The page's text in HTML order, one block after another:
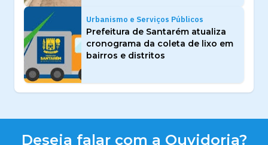
Urbanismo e Serviços Públicos
Prefeitura de Santarém atualiza
cronograma da coleta de lixo em
bairros e distritos
Deseja falar com a Ouvidoria?